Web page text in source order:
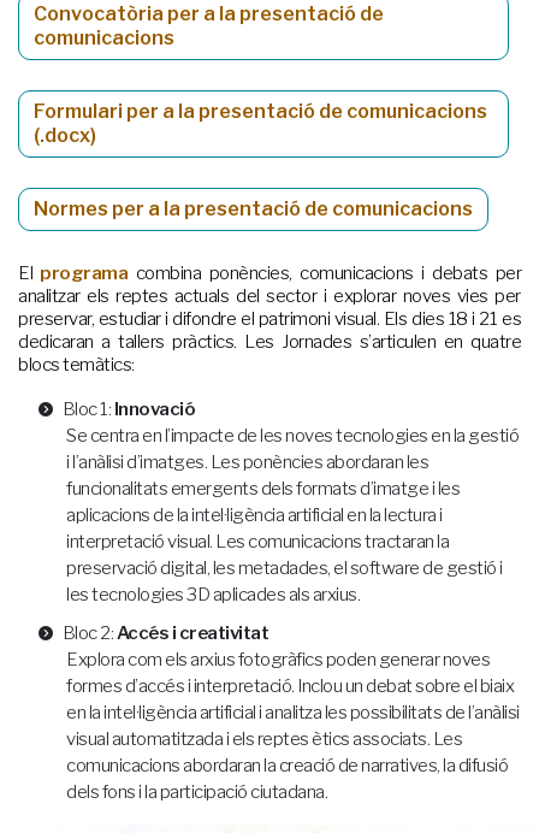
Convocatòria per a la presentació de
comunicacions
Formulari per a la presentació de comunicacions
(.docx)
Normes per a la presentació de comunicacions
El programa combina ponències, comunicacions i debats per
analitzar els reptes actuals del sector i explorar noves vies per
preservar, estudiar i difondre el patrimoni visual. Els dies 18 i 21 es
dedicaran a tallers pràctics. Les Jornades s’articulen en quatre
blocs temàtics:
Bloc 1: Innovació
Se centra en l’impacte de les noves tecnologies en la gestió
i l’anàlisi d’imatges. Les ponències abordaran les
funcionalitats emergents dels formats d’imatge i les
aplicacions de la intel·ligència artificial en la lectura i
interpretació visual. Les comunicacions tractaran la
preservació digital, les metadades, el software de gestió i
les tecnologies 3D aplicades als arxius.
Bloc 2:Accés i creativitat
Explora com els arxius fotogràfics poden generar noves
formes d’accés i interpretació. Inclou un debat sobre el biaix
en la intel·ligència artificial i analitza les possibilitats de l’anàlisi
visual automatitzada i els reptes ètics associats. Les
comunicacions abordaran la creació de narratives, la difusió
dels fons i la participació ciutadana.